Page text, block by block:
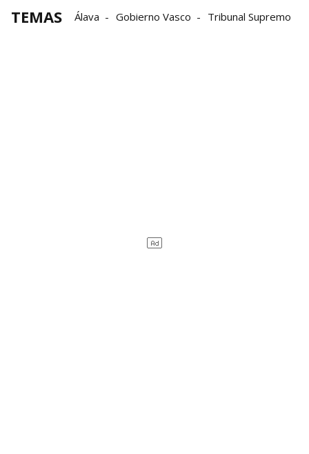
TEMAS Álava Gobierno Vasco Tribunal Supremo